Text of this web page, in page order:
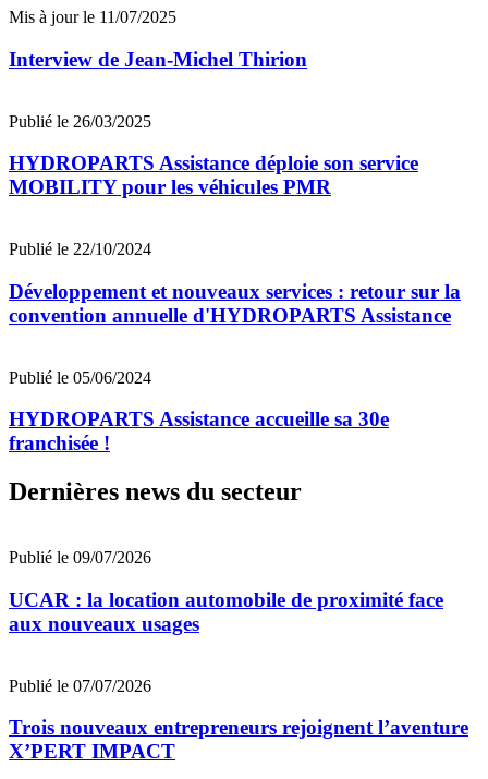
Mis à jour le 11/07/2025
Interview de Jean-Michel Thirion
Publié le 26/03/2025
HYDROPARTS Assistance déploie son service
MOBILITY pour les véhicules PMR
Publié le 22/10/2024
Développement et nouveaux services : retour sur la
convention annuelle d'HYDROPARTS Assistance
Publié le 05/06/2024
HYDROPARTS Assistance accueille sa 30e
franchisée !
Dernières news du secteur
Publié le 09/07/2026
UCAR : la location automobile de proximité face
aux nouveaux usages
Publié le 07/07/2026
Trois nouveaux entrepreneurs rejoignent l’aventure
X’PERT IMPACT